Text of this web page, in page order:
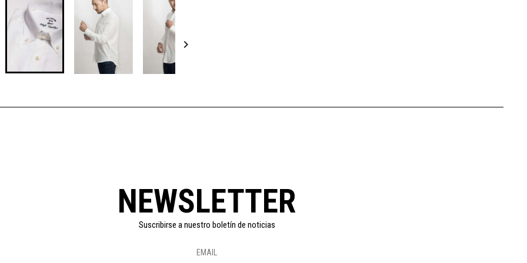

NEWSLETTER
Suscribirse a nuestro boletín de noticias